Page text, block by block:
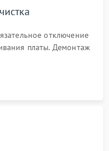
отключение
платы. Демонтаж
чипов.